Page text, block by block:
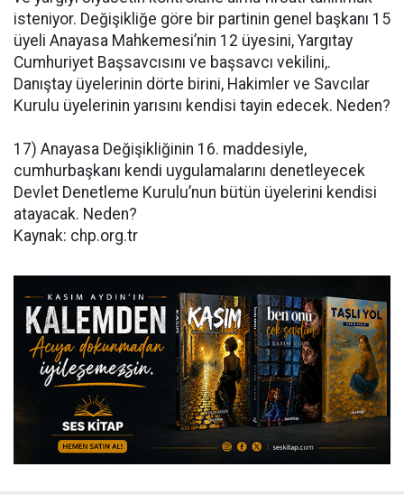
isteniyor. Değişikliğe göre bir partinin genel başkanı 15
üyeli Anayasa Mahkemesi’nin 12 üyesini, Yargıtay
Cumhuriyet Başsavcısını ve başsavcı vekilini,.
Danıştay üyelerinin dörte birini, Hakimler ve Savcılar
Kurulu üyelerinin yarısını kendisi tayin edecek. Neden?
17) Anayasa Değişikliğinin 16. maddesiyle,
cumhurbaşkanı kendi uygulamalarını denetleyecek
Devlet Denetleme Kurulu’nun bütün üyelerini kendisi
atayacak. Neden?
Kaynak: chp.org.tr